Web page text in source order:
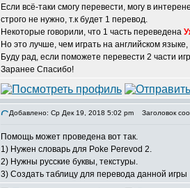
Если всё-таки смогу перевести, могу в
строго не нужно, т.к будет 1 перевод.
Некоторые говорили, что 1 часть переведена
Но это лучше, чем играть на английском
Буду рад, если поможете перевести 2 части
Заранее Спасибо!
Добавлено: Ср Дек 19, 2018 5:02 pm Заголовок
Помощь может проведена вот так.
1) Нужен словарь для Poke Perevod 2.
2) Нужны русские буквы, текстуры.
3) Создать таблицу для перевода данной игры